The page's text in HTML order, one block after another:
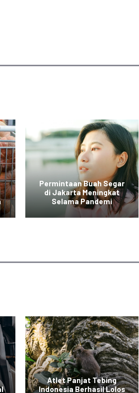
Permintaan Buah Segar
di Jakarta Meningkat
Selama Pandemi
Atlet Panjat Tebing
Indonesia Berhasil Lolos